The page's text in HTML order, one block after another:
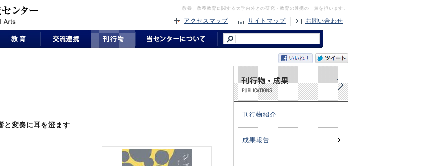
教養、教養教育に関する大学内外との研究・教育の連携の一翼を担います。
アクセスマップ サイトマップ お問い合わせ
変奏に耳を澄ます
刊行物紹介
成果報告